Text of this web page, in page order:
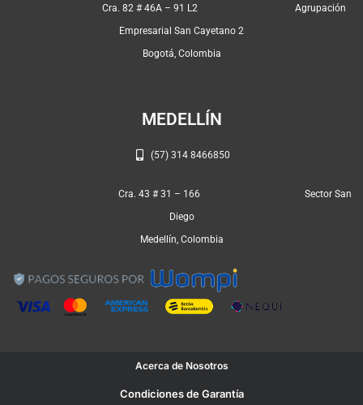
o
o
k
g
r
a
p
p
Cra. 82 # 46A – 91 L2 Agrupación
Empresarial San Cayetano 2
Bogotá, Colombia
MEDELLÍN
(57) 314 8466850
Cra. 43 # 31 – 166 Sector San
Diego
Medellín, Colombia
Acerca de Nosotros
Condiciones de Garantía